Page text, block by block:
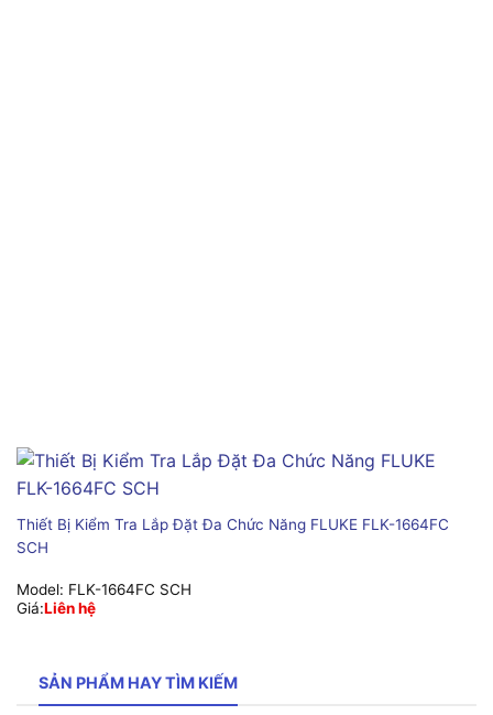
Thiết Bị Kiểm Tra Lắp Đặt Đa Chức Năng FLUKE FLK-1664FC
SCH
Model: FLK-1664FC SCH
Giá:Liên hệ
SẢN PHẨM HAY TÌM KIẾM